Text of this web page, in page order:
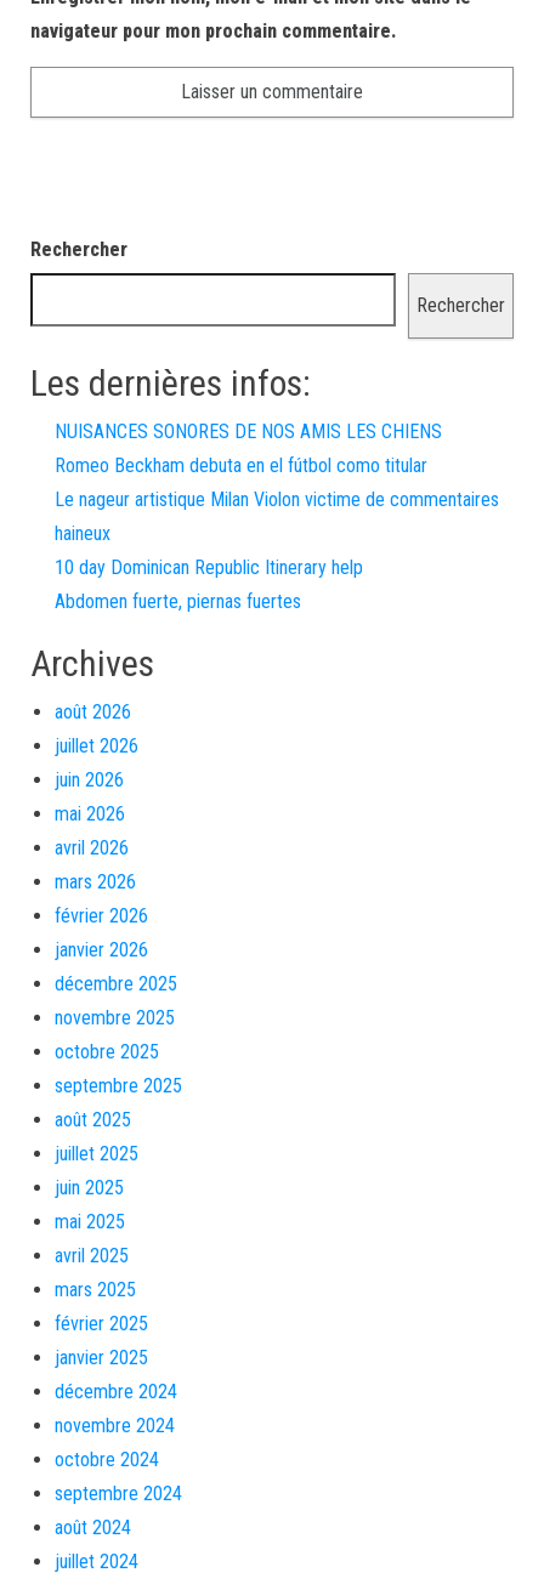
navigateur pour mon prochain commentaire.
Rechercher
Rechercher
Les dernières infos:
NUISANCES SONORES DE NOS AMIS LES CHIENS
Romeo Beckham debuta en el fútbol como titular
Le nageur artistique Milan Violon victime de commentaires
haineux
10 day Dominican Republic Itinerary help
Abdomen fuerte, piernas fuertes
Archives
août 2026
juillet 2026
juin 2026
mai 2026
avril 2026
mars 2026
février 2026
janvier 2026
décembre 2025
novembre 2025
octobre 2025
septembre 2025
août 2025
juillet 2025
juin 2025
mai 2025
avril 2025
mars 2025
février 2025
janvier 2025
décembre 2024
novembre 2024
octobre 2024
septembre 2024
août 2024
juillet 2024